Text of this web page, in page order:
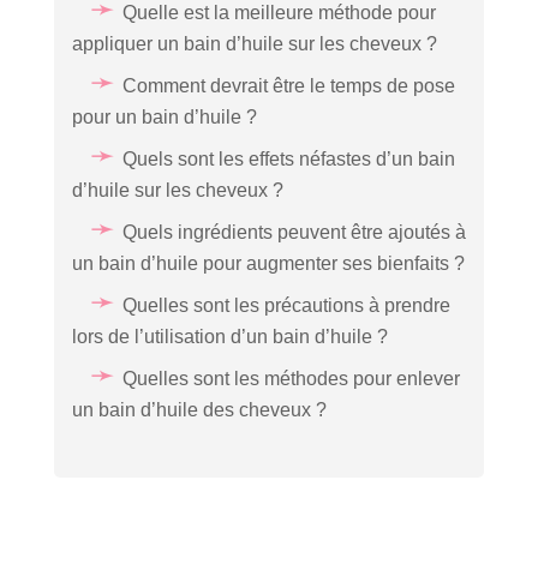
Quelle est la meilleure méthode pour
appliquer un bain d’huile sur les cheveux ?
Comment devrait être le temps de pose
pour un bain d’huile ?
Quels sont les effets néfastes d’un bain
d’huile sur les cheveux ?
Quels ingrédients peuvent être ajoutés à
un bain d’huile pour augmenter ses bienfaits ?
Quelles sont les précautions à prendre
lors de l’utilisation d’un bain d’huile ?
Quelles sont les méthodes pour enlever
un bain d’huile des cheveux ?